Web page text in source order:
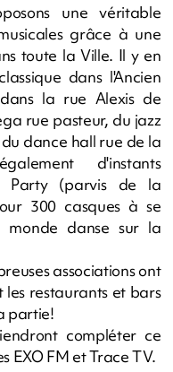
une véritable
grâce à une
toute la Ville. Il y en
dans l'Ancien
la rue Alexis de
rue pasteur, du jazz
dance hall rue de la
d'instants
Party (parvis de la
300 casques à se
monde danse sur la
associations ont
restaurants et bars
partie!
compléter ce
EXO FM et Trace TV.